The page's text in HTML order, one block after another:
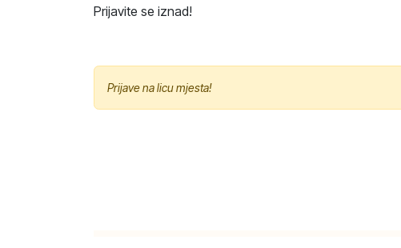
Prijavite se iznad!
Prijave na licu mjesta!